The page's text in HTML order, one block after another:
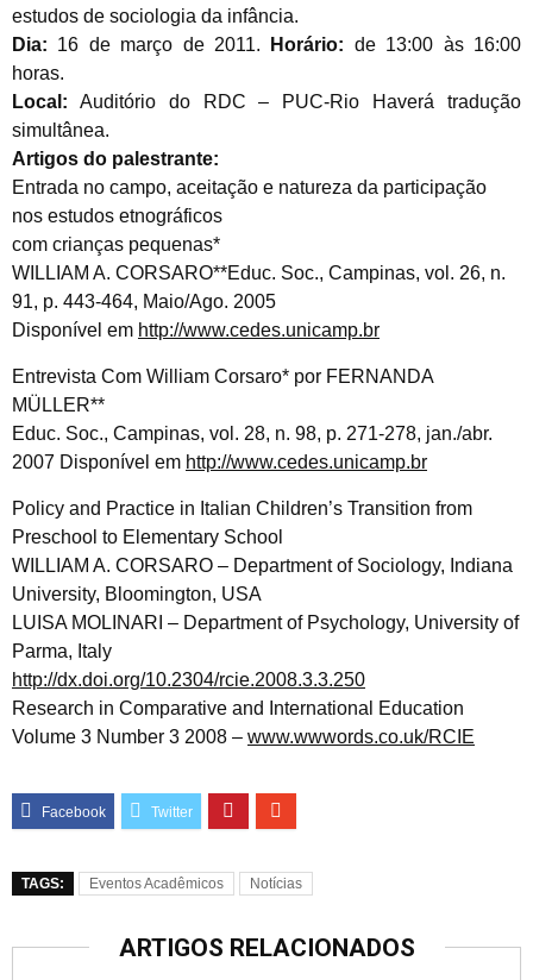
estudos de sociologia da infância.
Dia: 16 de março de 2011. Horário: de 13:00 às 16:00
horas.
Local: Auditório do RDC – PUC-Rio Haverá tradução
simultânea.
Artigos do palestrante:
Entrada no campo, aceitação e natureza da participação
nos estudos etnográficos
com crianças pequenas*
WILLIAM A. CORSARO**Educ. Soc., Campinas, vol. 26, n.
91, p. 443-464, Maio/Ago. 2005
Disponível em http://www.cedes.unicamp.br
Entrevista Com William Corsaro* por FERNANDA
MÜLLER**
Educ. Soc., Campinas, vol. 28, n. 98, p. 271-278, jan./abr.
2007 Disponível em http://www.cedes.unicamp.br
Policy and Practice in Italian Children’s Transition from
Preschool to Elementary School
WILLIAM A. CORSARO – Department of Sociology, Indiana
University, Bloomington, USA
LUISA MOLINARI – Department of Psychology, University of
Parma, Italy
http://dx.doi.org/10.2304/rcie.2008.3.3.250
Research in Comparative and International Education
Volume 3 Number 3 2008 – www.wwwords.co.uk/RCIE
TAGS: Eventos Acadêmicos Notícias
ARTIGOS RELACIONADOS